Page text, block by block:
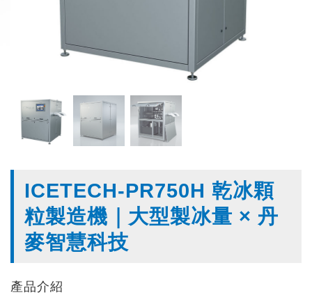
ICETECH-PR750H 乾冰顆
粒製造機｜大型製冰量 × 丹
麥智慧科技
產品介紹